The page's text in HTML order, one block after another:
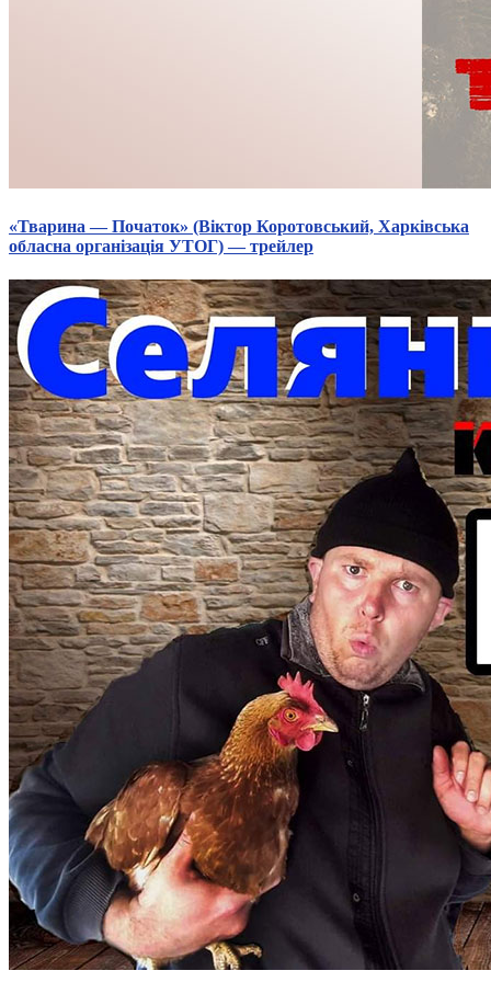
«Тварина — Початок» (Віктор Коротовський, Харківська
обласна організація УТОГ) — трейлер